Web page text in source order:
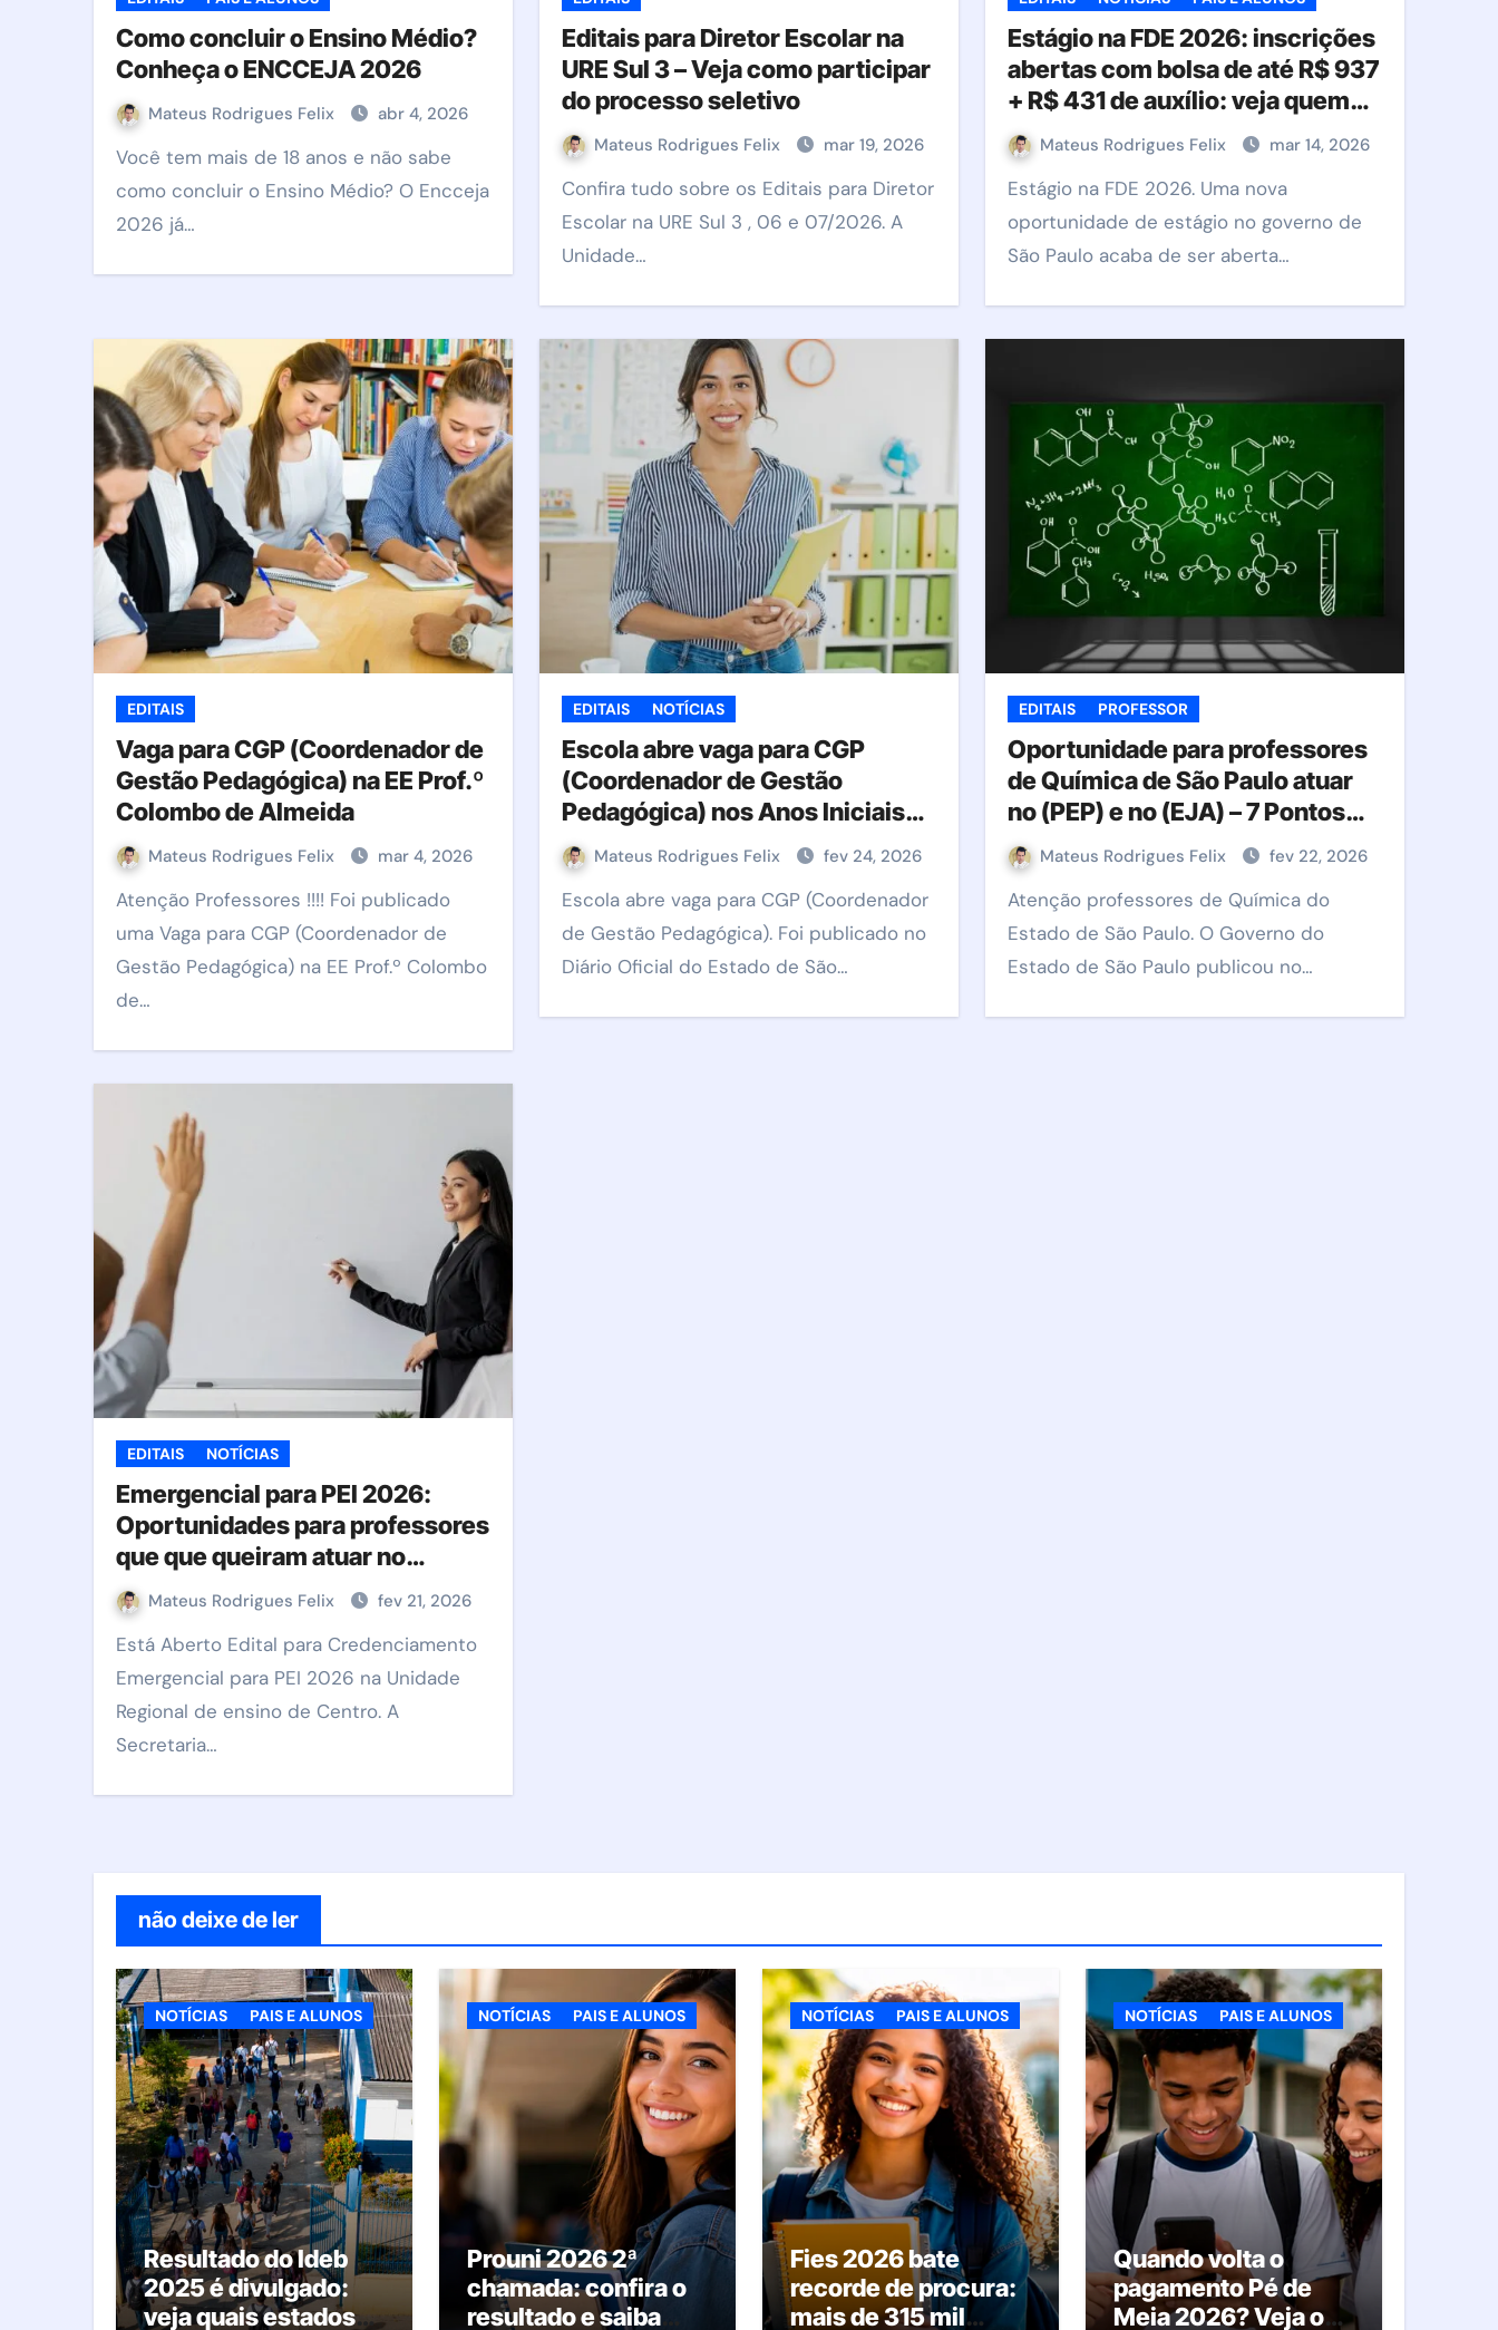
Como concluir o Ensino Médio?
Conheça o ENCCEJA 2026
Mateus Rodrigues Felix abr 4, 2026
Você tem mais de 18 anos e não sabe
como concluir o Ensino Médio? O Encceja
2026 já…
Editais para Diretor Escolar na
URE Sul 3 – Veja como participar
do processo seletivo
Mateus Rodrigues Felix mar 19, 2026
Confira tudo sobre os Editais para Diretor
Escolar na URE Sul 3 , 06 e 07/2026. A
Unidade…
Estágio na FDE 2026: inscrições
abertas com bolsa de até R$ 937
+ R$ 431 de auxílio: veja quem
pode participar
Mateus Rodrigues Felix mar 14, 2026
Estágio na FDE 2026. Uma nova
oportunidade de estágio no governo de
São Paulo acaba de ser aberta…
EDITAIS
Vaga para CGP (Coordenador de
Gestão Pedagógica) na EE Prof.º
Colombo de Almeida
Mateus Rodrigues Felix mar 4, 2026
Atenção Professores !!!! Foi publicado
uma Vaga para CGP (Coordenador de
Gestão Pedagógica) na EE Prof.º Colombo
de…
EDITAIS NOTÍCIAS
Escola abre vaga para CGP
(Coordenador de Gestão
Pedagógica) nos Anos Iniciais
em 2026: veja como participar
Mateus Rodrigues Felix fev 24, 2026
Escola abre vaga para CGP (Coordenador
de Gestão Pedagógica). Foi publicado no
Diário Oficial do Estado de São…
EDITAIS PROFESSOR
Oportunidade para professores
de Química de São Paulo atuar
no (PEP) e no (EJA) – 7 Pontos
Essenciais
Mateus Rodrigues Felix fev 22, 2026
Atenção professores de Química do
Estado de São Paulo. O Governo do
Estado de São Paulo publicou no…
EDITAIS NOTÍCIAS
Emergencial para PEI 2026:
Oportunidades para professores
que que queiram atuar no
Programa
Mateus Rodrigues Felix fev 21, 2026
Está Aberto Edital para Credenciamento
Emergencial para PEI 2026 na Unidade
Regional de ensino de Centro. A
Secretaria…
não deixe de ler
NOTÍCIAS PAIS E ALUNOS
Resultado do Ideb
2025 é divulgado:
veja quais estados
NOTÍCIAS PAIS E ALUNOS
Prouni 2026 2ª
chamada: confira o
resultado e saiba
NOTÍCIAS PAIS E ALUNOS
Fies 2026 bate
recorde de procura:
mais de 315 mil
NOTÍCIAS PAIS E ALUNOS
Quando volta o
pagamento Pé de
Meia 2026? Veja o